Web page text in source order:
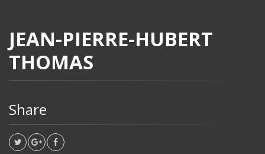
JEAN-PIERRE-HUBERT
THOMAS
Share